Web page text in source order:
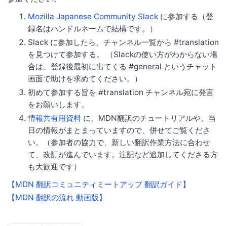
Mozilla Japanese Community Slack に参加する（登
録名はハンドルネームで結構です。）
Slack に参加したら、チャンネル一覧から #translation
を見つけて参加する。 （Slackの使い方がわからない場
合は、登録後最初に出てくる #general というチャット
画面で助けを求めてください。）
初めて参加する旨を #translation チャンネル宛に発言
をお願いします。
情報共有用資料 に、MDN翻訳のチュートリアルや、当
日の情報がまとまっていますので、併せてご覧くださ
い。（参加者の協力で、新しい翻訳作業方法に合わせ
て、改訂が進んでいます。注記など追加してくださる方
も大歓迎です）
【MDN 翻訳コミュニティミートアップ 翻訳ガイド】
【MDN 翻訳の流れ 動画版】